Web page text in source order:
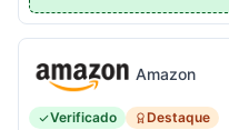
Amazon
Verificado Destaque